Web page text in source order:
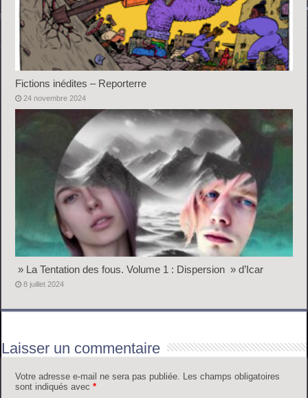
Fictions inédites – Reporterre
24 novembre 2024
» La Tentation des fous. Volume 1 : Dispersion » d’Icar
8 juillet 2024
Laisser un commentaire
Votre adresse e-mail ne sera pas publiée. Les champs obligatoires
sont indiqués avec*